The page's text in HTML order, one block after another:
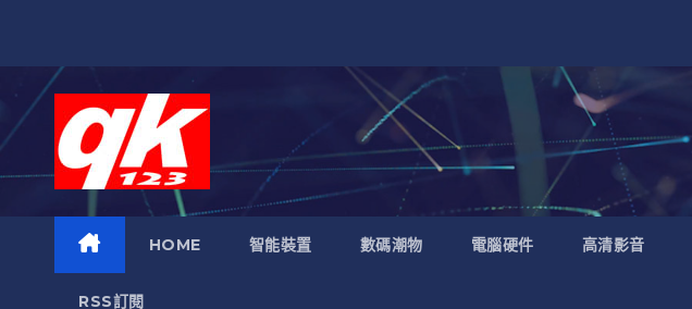
HOME 智能裝置 數碼潮物 電腦硬件 高清影音
RSS訂閱